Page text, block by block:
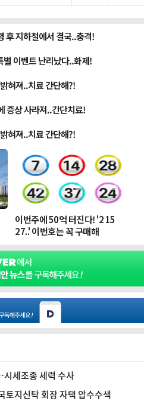
세조종 세력 수사
토지신탁 회장 자택 압수수색